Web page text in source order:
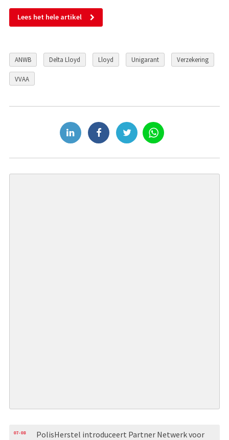
Lees het hele artikel
ANWB Delta Lloyd Lloyd Unigarant Verzekering
VVAA
07-08
PolisHerstel introduceert Partner Netwerk voor